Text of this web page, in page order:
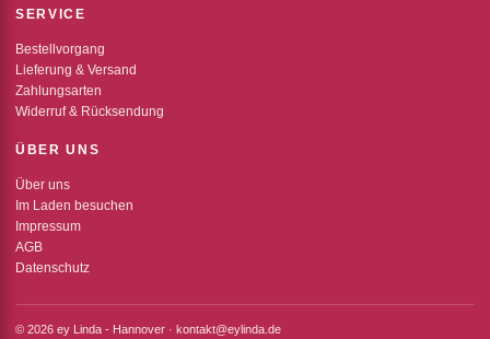
SERVICE
Bestellvorgang
Lieferung & Versand
Zahlungsarten
Widerruf & Rücksendung
ÜBER UNS
Über uns
Im Laden besuchen
Impressum
AGB
Datenschutz
© 2026 ey Linda - Hannover · kontakt@eylinda.de